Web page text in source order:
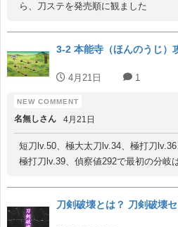
ら、刀ステを発売順に観ました
3-2 本能寺（ほんのうじ）
4月21日 1
名無しさん 4月21日
短刀lv.50、極大太刀lv.34、極打刀lv.36
極打刀lv.39、偵察値292で最初の分岐
刀剣破壊とは？ 刀剣破壊